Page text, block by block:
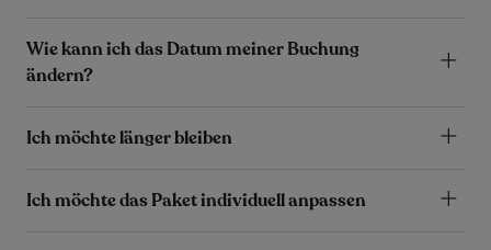
Wie kann ich das Datum meiner Buchung
ändern?
Ich möchte länger bleiben
Ich möchte das Paket individuell anpassen